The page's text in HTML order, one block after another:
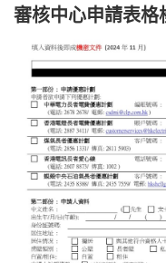
審核中心申請表格